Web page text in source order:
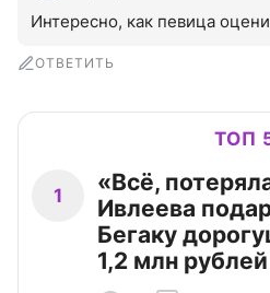
Интересно, как певица
ОТВЕТИТЬ
ТОП
1
«Всё,
Ивлеева
Бегаку
1,2 млн рублей